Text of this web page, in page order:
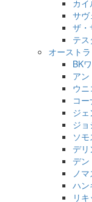
カ
サヴ
ザ・
テ
オースト
BK
ア
ウニ
コ
ジ
ジ
ソモ
デリ
デン
ノ
ハン
リ